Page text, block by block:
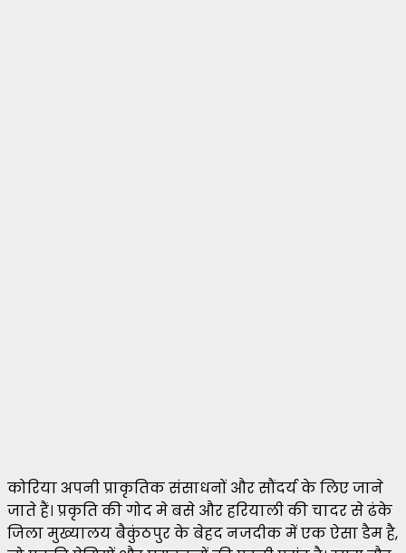
कोरिया अपनी प्राकृतिक संसाधनों और सौंदर्य के लिए जाने
जाते हैं। प्रकृति की गोद मे बसे और हरियाली की चादर से ढंके
जिला मुख्यालय बैकुंठपुर के बेहद नजदीक में एक ऐसा डैम है,